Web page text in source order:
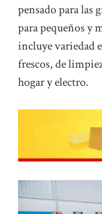
pensado para las
para pequeños y
incluye variedad
frescos, de
hogar y electro.